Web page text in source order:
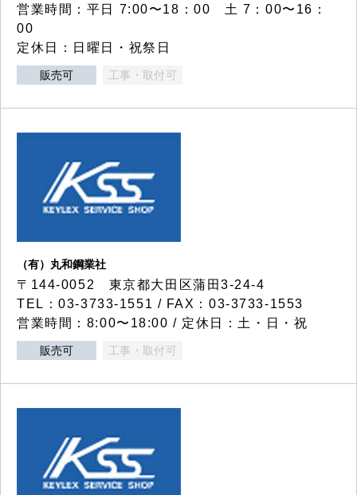
営業時間：平日 7:00〜18：00 土 7：00〜16：
00
定休日：日曜日・祝祭日
販売可 工事・取付可
（有）丸和鋼業社
〒144-0052 東京都大田区蒲田3-24-4
TEL：03-3733-1551 / FAX：03-3733-1553
営業時間：8:00〜18:00 / 定休日：土・日・祝
販売可 工事・取付可